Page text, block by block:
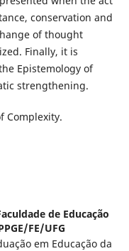
conservation and
of thought
Finally, it is
Epistemology of
strengthening.
Complexity.
de Educação
FE/UFG
em Educação da